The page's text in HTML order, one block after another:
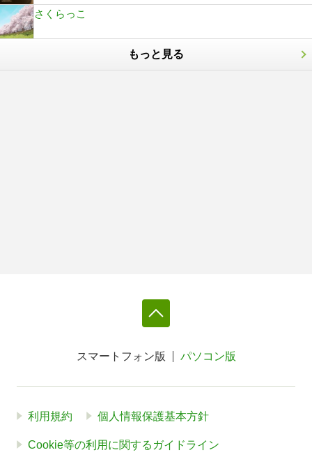
さくらっこ
もっと見る
スマートフォン版 パソコン版
利用規約 個人情報保護基本方針
Cookie等の利用に関するガイドライン